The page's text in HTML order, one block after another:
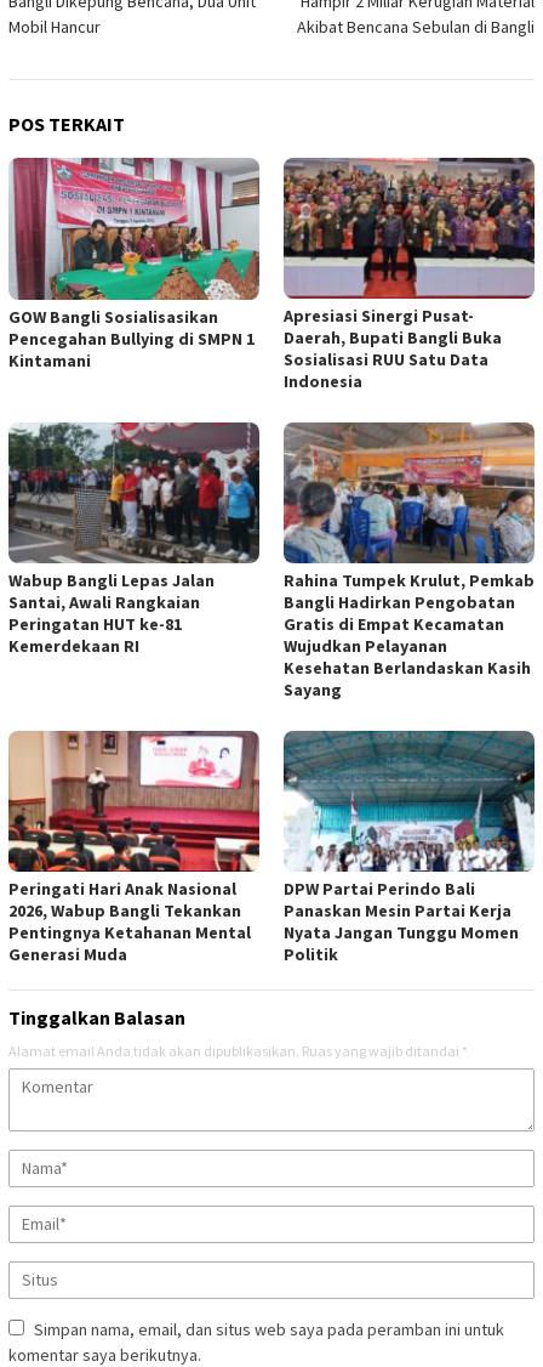
pos
Mobil Hancur
Akibat Bencana Sebulan di Bangli
POS TERKAIT
GOW Bangli Sosialisasikan
Pencegahan Bullying di SMPN 1
Kintamani
Apresiasi Sinergi Pusat-
Daerah, Bupati Bangli Buka
Sosialisasi RUU Satu Data
Indonesia
Wabup Bangli Lepas Jalan
Santai, Awali Rangkaian
Peringatan HUT ke-81
Kemerdekaan RI
Rahina Tumpek Krulut, Pemkab
Bangli Hadirkan Pengobatan
Gratis di Empat Kecamatan
Wujudkan Pelayanan
Kesehatan Berlandaskan Kasih
Sayang
Peringati Hari Anak Nasional
2026, Wabup Bangli Tekankan
Pentingnya Ketahanan Mental
Generasi Muda
DPW Partai Perindo Bali
Panaskan Mesin Partai Kerja
Nyata Jangan Tunggu Momen
Politik
Tinggalkan Balasan
Alamat email Anda tidak akan dipublikasikan. Ruas yang wajib ditandai *
Simpan nama, email, dan situs web saya pada peramban ini untuk
komentar saya berikutnya.